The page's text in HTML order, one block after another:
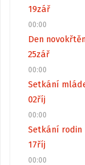
19zář
00:00
Den
25zář
00:00
Setkání
02říj
00:00
Setkání rodin
17říj
00:00